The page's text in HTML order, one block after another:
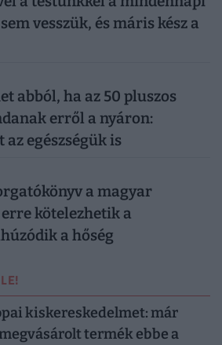
vesszük, és máris kész a
abból, ha az 50 pluszos
erről a nyáron:
egészségük is
a magyar
kötelezhetik a
a hőség
kiskereskedelmet: már
termék ebbe a